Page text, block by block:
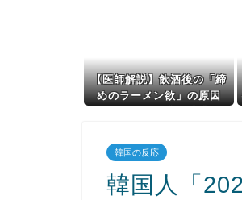
【医師解説】飲酒後の「締
めのラーメン欲」の原因
韓国の反応
韓国人「